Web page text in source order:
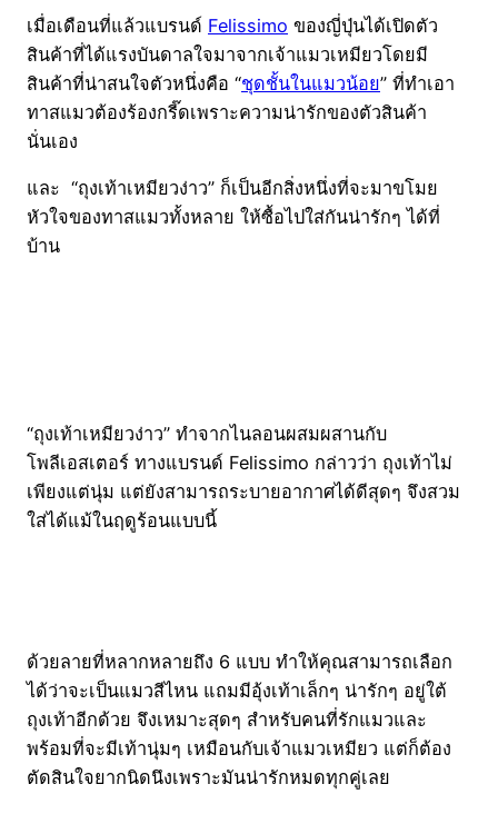
เมื่อเดือนที่แล้วแบรนด์ Felissimo ของญี่ปุ่นได้เปิดตัว
สินค้าที่ได้แรงบันดาลใจมาจากเจ้าแมวเหมียวโดยมี
สินค้าที่น่าสนใจตัวหนึ่งคือ “ชุดชั้นในแมวน้อย” ที่ทำเอา
ทาสแมวต้องร้องกรี๊ดเพราะความน่ารักของตัวสินค้า
นั่นเอง
และ “ถุงเท้าเหมียวง่าว” ก็เป็นอีกสิ่งหนึ่งที่จะมาขโมย
หัวใจของทาสแมวทั้งหลาย ให้ซื้อไปใส่กันน่ารักๆ ได้ที่
บ้าน
“ถุงเท้าเหมียวง่าว” ทำจากไนลอนผสมผสานกับ
โพลีเอสเตอร์ ทางแบรนด์ Felissimo กล่าวว่า ถุงเท้าไม่
เพียงแต่นุ่ม แต่ยังสามารถระบายอากาศได้ดีสุดๆ จึงสวม
ใส่ได้แม้ในฤดูร้อนแบบนี้
ด้วยลายที่หลากหลายถึง 6 แบบ ทำให้คุณสามารถเลือก
ได้ว่าจะเป็นแมวสีไหน แถมมีอุ้งเท้าเล็กๆ น่ารักๆ อยู่ใต้
ถุงเท้าอีกด้วย จึงเหมาะสุดๆ สำหรับคนที่รักแมวและ
พร้อมที่จะมีเท้านุ่มๆ เหมือนกับเจ้าแมวเหมียว แต่ก็ต้อง
ตัดสินใจยากนิดนึงเพราะมันน่ารักหมดทุกคู่เลย